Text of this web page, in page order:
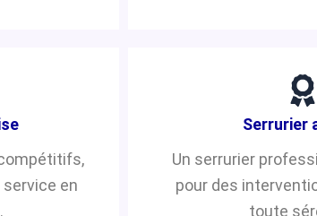
en
Serrurier
Un serrurier
pour des
toute